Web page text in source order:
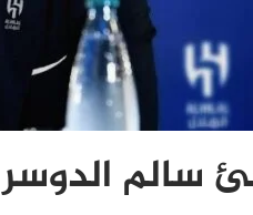
سالم